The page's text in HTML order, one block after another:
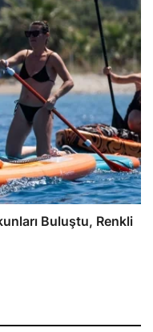
Buluştu, Renkli